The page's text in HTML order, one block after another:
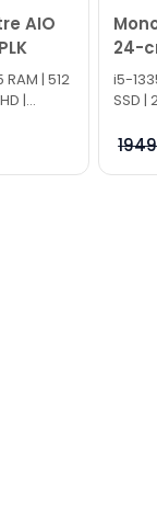
AIO
| 512
|
24-
i5-
SSD |
1949